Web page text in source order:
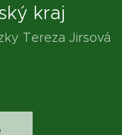
kraj
Tereza Jirsová